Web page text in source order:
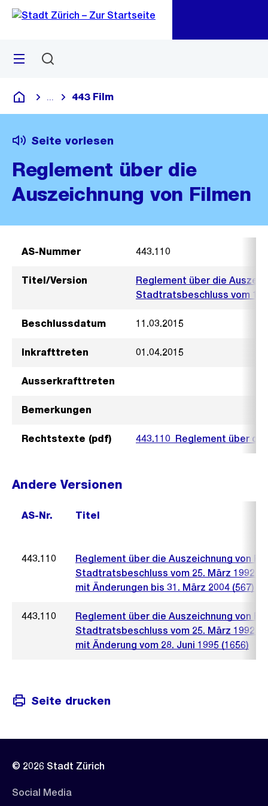
Navigation
Sprunglink
Menü
Deutsch
Blende alle Breadcrumbs ein
443 Film
Seite vorlesen
Reglement über die
Auszeichnung von Filmen
AS-Nummer 443.110
Titel/Version
Reglement über die
Stadtratsbeschluss vom 11.
Beschlussdatum 11.03.2015
Inkrafttreten 01.04.2015
Ausserkrafttreten
Bemerkungen
Rechtstexte (pdf) 443.110_Reglement über
Andere Versionen
AS-Nr. Titel
443.110
Reglement über die Auszeichnung von
Stadtratsbeschluss vom 25. März 1992
mit Änderungen bis 31. März 2004 (567)
443.110
Reglement über die Auszeichnung von
Stadtratsbeschluss vom 25. März 1992
mit Änderung vom 28. Juni 1995 (1656)
Seite drucken
© 2026 Stadt Zürich
Social Media